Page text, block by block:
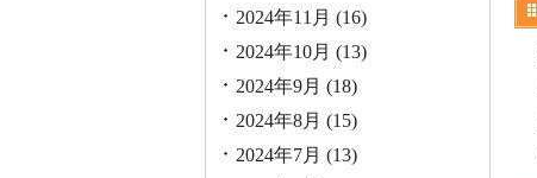
2024年11月 (16)
2024年10月 (13)
2024年9月 (18)
2024年8月 (15)
2024年7月 (13)